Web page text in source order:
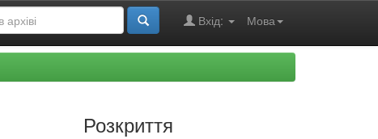
Мова
Вхід:
Розкриття